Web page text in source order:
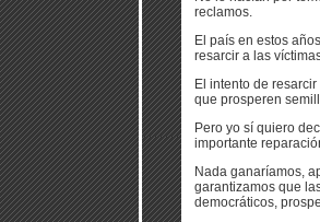
reclamos.
El país en estos
resarcir a las
El intento de
que prosperen
Pero yo sí quiero
importante
Nada ganaríamos,
garantizamos que
democráticos,